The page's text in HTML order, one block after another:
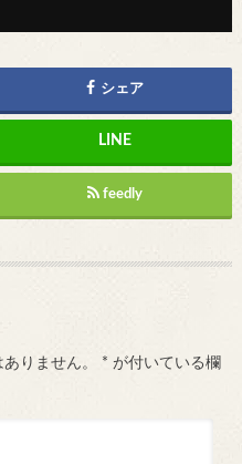
シェア
feedly
りません。 * が付いている欄